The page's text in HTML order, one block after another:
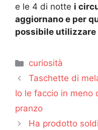
e le 4 di notte i
aggiornano e per
possibile utilizzare
Categorie
curiosità
Taschette di
Io le faccio in meno
pranzo
Ha prodotto